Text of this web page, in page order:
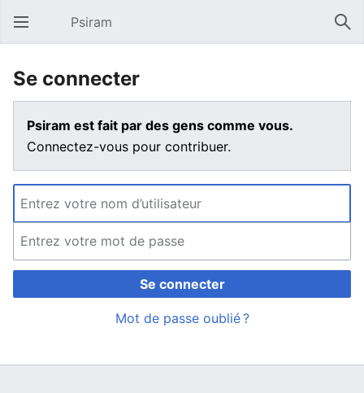
Ouvrir le menu principal Psiram
Se connecter
Psiram est fait par des gens comme vous.
Connectez-vous pour contribuer.
Se connecter
Mot de passe oublié ?